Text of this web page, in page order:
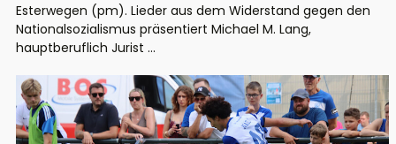
Esterwegen (pm). Lieder aus dem Widerstand gegen den
Nationalsozialismus präsentiert Michael M. Lang,
hauptberuflich Jurist ...